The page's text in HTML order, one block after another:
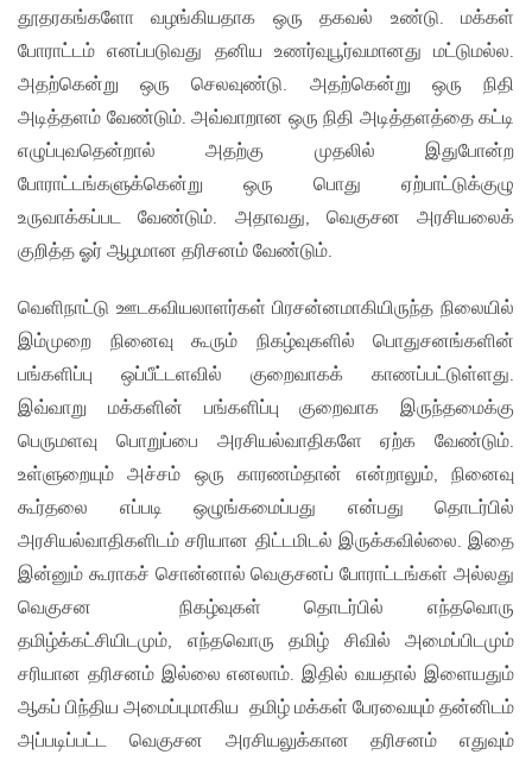
தூதரகங்களோ வழங்கியதாக ஒரு தகவல் உண்டு. மக்கள்
போராட்டம் எனப்படுவது தனிய உணர்வுபூர்வமானது மட்டுமல்ல.
அதற்கென்று ஒரு செலவுண்டு. அதற்கென்று ஒரு நிதி
அடித்தளம் வேண்டும். அவ்வாறான ஒரு நிதி அடித்தளத்தை கட்டி
எழுப்புவதென்றால் அதற்கு முதலில் இதுபோன்ற
போராட்டங்களுக்கென்று ஒரு பொது ஏற்பாட்டுக்குழு
உருவாக்கப்பட வேண்டும். அதாவது, வெகுசன அரசியலைக்
குறித்த ஓர் ஆழமான தரிசனம் வேண்டும்.
வெளிநாட்டு ஊடகவியலாளர்கள் பிரசன்னமாகியிருந்த நிலையில்
இம்முறை நினைவு கூரும் நிகழ்வுகளில் பொதுசனங்களின்
பங்களிப்பு ஒப்பீட்டளவில் குறைவாகக் காணப்பட்டுள்ளது.
இவ்வாறு மக்களின் பங்களிப்பு குறைவாக இருந்தமைக்கு
பெருமளவு பொறுப்பை அரசியல்வாதிகளே ஏற்க வேண்டும்.
உள்ளுறையும் அச்சம் ஒரு காரணம்தான் என்றாலும், நினைவு
கூர்தலை எப்படி ஒழுங்கமைப்பது என்பது தொடர்பில்
அரசியல்வாதிகளிடம் சரியான திட்டமிடல் இருக்கவில்லை. இதை
இன்னும் கூராகச் சொன்னால் வெகுசனப் போராட்டங்கள் அல்லது
வெகுசன நிகழ்வுகள் தொடர்பில் எந்தவொரு
தமிழ்க்கட்சியிடமும், எந்தவொரு தமிழ் சிவில் அமைப்பிடமும்
சரியான தரிசனம் இல்லை எனலாம். இதில் வயதால் இளையதும்
ஆகப் பிந்திய அமைப்புமாகிய தமிழ் மக்கள் பேரவையும் தன்னிடம்
அப்படிப்பட்ட வெகுசன அரசியலுக்கான தரிசனம் எதுவும்